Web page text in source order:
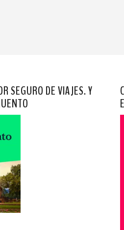
SEGURO DE VIAJES. Y